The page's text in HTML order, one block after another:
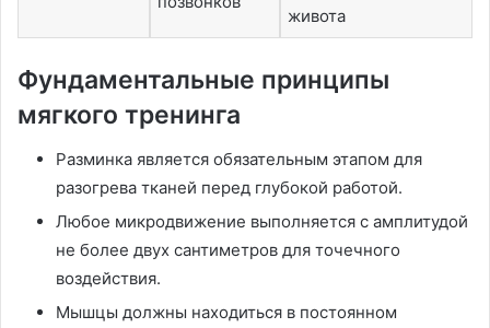
живота
Фундаментальные принципы
мягкого тренинга
Разминка является обязательным этапом для
разогрева тканей перед глубокой работой.
Любое микродвижение выполняется с амплитудой
не более двух сантиметров для точечного
воздействия.
Мышцы должны находиться в постоянном